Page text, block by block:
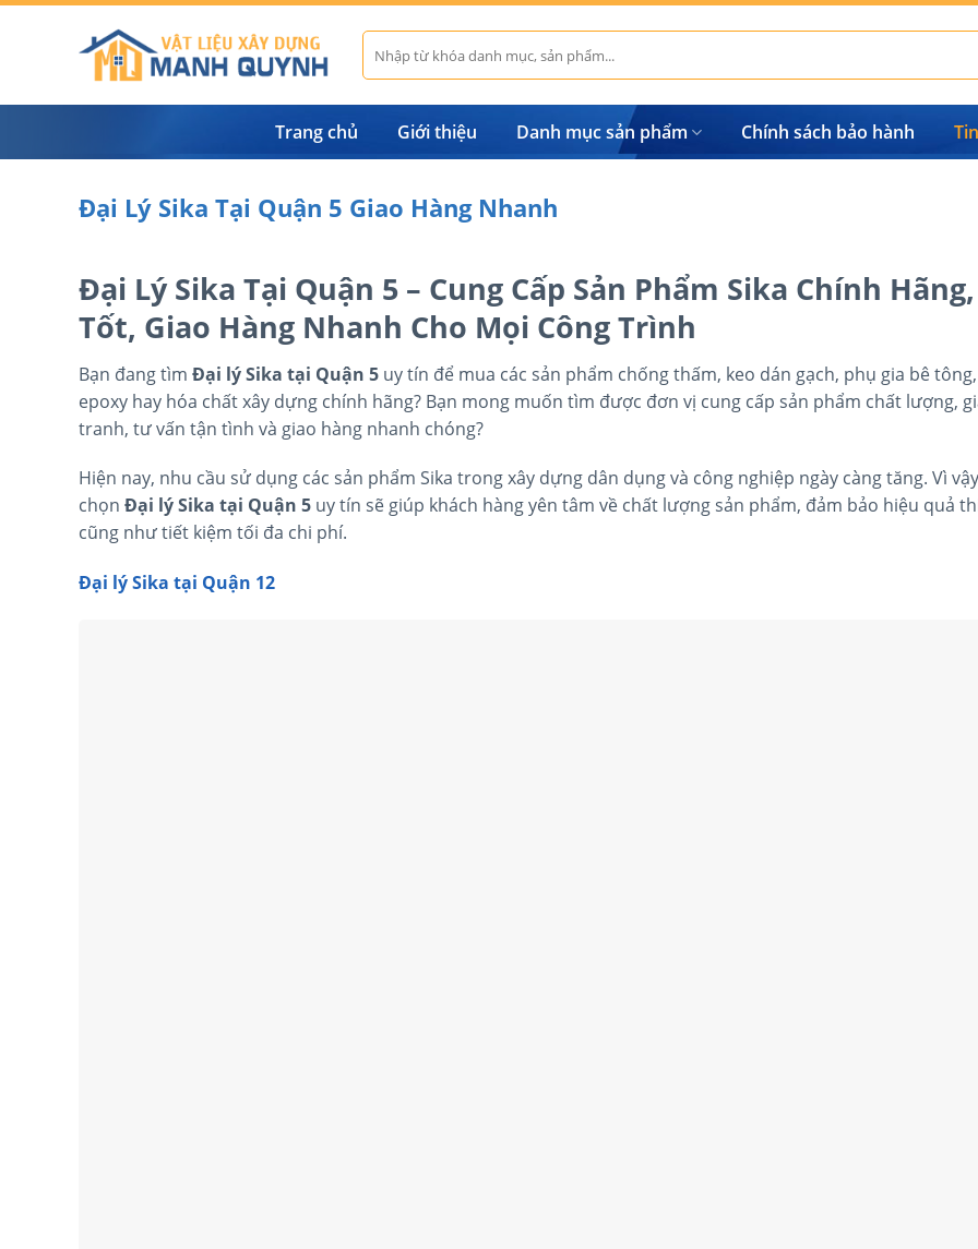
Skip
Tìm
kiếm:
Trang chủ Giới thiệu Danh mục sản phẩm Chính sách bảo hành
Đại Lý Sika Tại Quận 5 Giao Hàng Nhanh
Đại Lý Sika Tại Quận 5 – Cung Cấp Sản Phẩm Sika Chính
Tốt, Giao Hàng Nhanh Cho Mọi Công Trình
Bạn đang tìm Đại lý Sika tại Quận 5 uy tín để mua các sản phẩm chống thấm, keo dán gạch, phụ gia bê
epoxy hay hóa chất xây dựng chính hãng? Bạn mong muốn tìm được đơn vị cung cấp sản phẩm chất lượng,
tranh, tư vấn tận tình và giao hàng nhanh chóng?
Hiện nay, nhu cầu sử dụng các sản phẩm Sika trong xây dựng dân dụng và công nghiệp ngày càng tăng. Vì
chọn Đại lý Sika tại Quận 5 uy tín sẽ giúp khách hàng yên tâm về chất lượng sản phẩm, đảm bảo hiệu quả
cũng như tiết kiệm tối đa chi phí.
Đại lý Sika tại Quận 12